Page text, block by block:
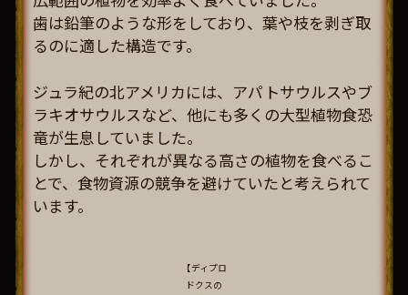
歯は鉛筆のような形をしており、葉や枝を剥ぎ取
るのに適した構造です。
ジュラ紀の北アメリカには、アパトサウルスやブ
ラキオサウルスなど、他にも多くの大型植物食恐
竜が生息していました。
しかし、それぞれが異なる高さの植物を食べるこ
とで、食物資源の競争を避けていたと考えられて
います。
【ディプロ
ドクスの